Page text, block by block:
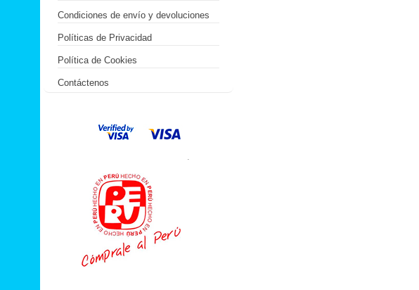
Condiciones de envío y devoluciones
Políticas de Privacidad
Política de Cookies
Contáctenos
.